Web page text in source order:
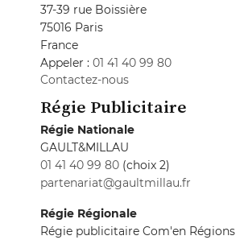
37-39 rue Boissière
75016 Paris
France
Appeler : 01 41 40 99 80
Contactez-nous
Régie Publicitaire
Régie Nationale
GAULT&MILLAU
01 41 40 99 80 (choix 2)
partenariat@gaultmillau.fr
Régie Régionale
Régie publicitaire Com'en Régions